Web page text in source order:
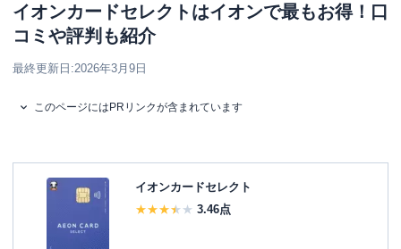
イオンカードセレクトはイオンで最もお得！口
コミや評判も紹介
最終更新日:2026年3月9日
このページにはPRリンクが含まれています
イオンカードセレクト
3.46点